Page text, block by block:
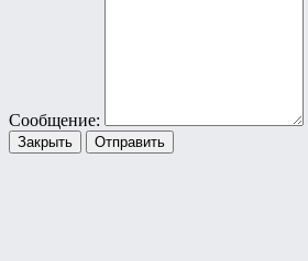
Сообщение:
Закрыть Отправить